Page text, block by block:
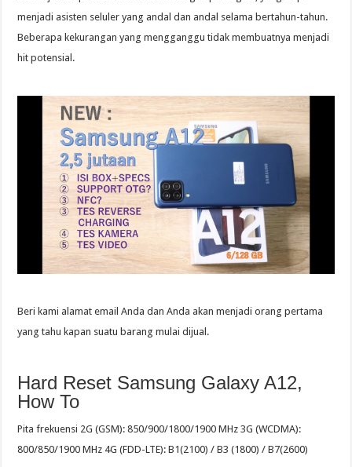
menjadi asisten seluler yang andal dan andal selama bertahun-tahun.
Beberapa kekurangan yang mengganggu tidak membuatnya menjadi
hit potensial.
Beri kami alamat email Anda dan Anda akan menjadi orang pertama
yang tahu kapan suatu barang mulai dijual.
Hard Reset Samsung Galaxy A12,
How To
Pita frekuensi 2G (GSM): 850/900/1800/1900 MHz 3G (WCDMA):
800/850/1900 MHz 4G (FDD-LTE): B1(2100) / B3 (1800) / B7(2600)